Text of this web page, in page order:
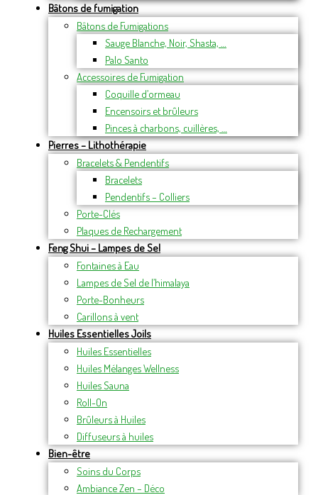
Bâtons de fumigation
Bâtons de Fumigations
Sauge Blanche, Noir, Shasta, …
Palo Santo
Accessoires de Fumigation
Coquille d’ormeau
Encensoirs et brûleurs
Pinces à charbons, cuillères, …
Pierres – Lithothérapie
Bracelets & Pendentifs
Bracelets
Pendentifs – Colliers
Porte-Clés
Plaques de Rechargement
Feng Shui – Lampes de Sel
Fontaines à Eau
Lampes de Sel de l’himalaya
Porte-Bonheurs
Carillons à vent
Huiles Essentielles Joils
Huiles Essentielles
Huiles Mélanges Wellness
Huiles Sauna
Roll-On
Brûleurs à Huiles
Diffuseurs à huiles
Bien-être
Soins du Corps
Ambiance Zen – Déco